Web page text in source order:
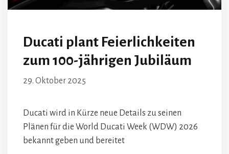
Ducati plant Feierlichkeiten
zum 100-jährigen Jubiläum
29. Oktober 2025
Ducati wird in Kürze neue Details zu seinen
Plänen für die World Ducati Week (WDW) 2026
bekannt geben und bereitet